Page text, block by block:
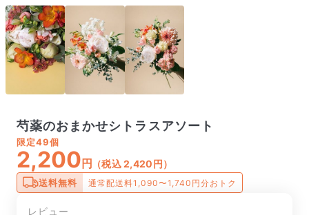
芍薬のおまかせシトラスアソート
限定49個
2,200 円 （税込 2,420円）
送料無料 通常配送料1,090〜1,740円分おトク
レビュー